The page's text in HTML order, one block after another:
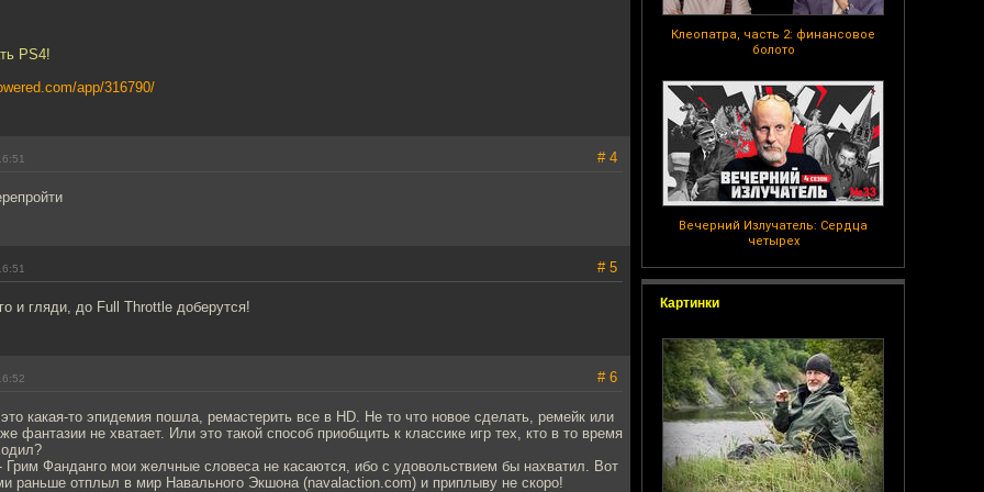
Клеопатра, часть 2: финансовое
болото
Вечерний Излучатель: Сердца
четырех
Картинки
PS4!
app/316790/
# 4
# 5
и гляди, до Full Throttle доберутся!
# 6
какая-то эпидемия пошла, ремастерить все в HD. Не то что новое сделать, ремейк или
фантазии не хватает. Или это такой способ приобщить к классике игр тех, кто в то время
Грим Фанданго мои желчные словеса не касаются, ибо с удовольствием бы нахватил. Вот
раньше отплыл в мир Навального Экшона (navalaction.com) и приплыву не скоро!